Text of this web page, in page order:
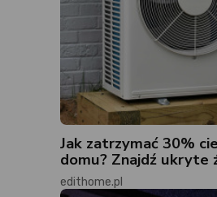
Jak zatrzymać 30%
domu? Znajdź ukryte
edithome.pl